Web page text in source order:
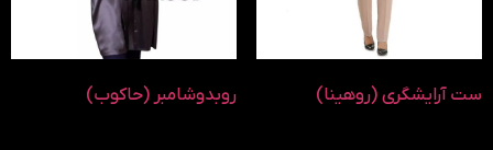
ست آرایشگری (روهینا) روبدوشامبر (حاکوب)